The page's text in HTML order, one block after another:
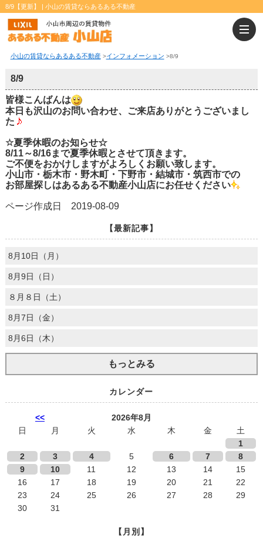
8/9【更新】 | 小山の賃貸ならあるある不動産
小山の賃貸ならあるある不動産>インフォメーション >8/9
8/9
皆様こんばんは
本日も沢山のお問い合わせ、ご来店ありがとうございまし
た
☆夏季休暇のお知らせ☆
8/11～8/16まで夏季休暇とさせて頂きます。
ご不便をおかけしますがよろしくお願い致します。
小山市・栃木市・野木町・下野市・結城市・筑西市での
お部屋探しはあるある不動産小山店にお任せください
ページ作成日 2019-08-09
【最新記事】
8月10日（月）
8月9日（日）
８月８日（土）
8月7日（金）
8月6日（木）
もっとみる
カレンダー
<<
2026年8月
日
月 火 水 木 金
土
1
2
3 4 5 6 7
8
9
10 11 12 13 14
15
16
17 18 19 20 21
22
23
24 25 26 27 28
29
30
31
【月別】